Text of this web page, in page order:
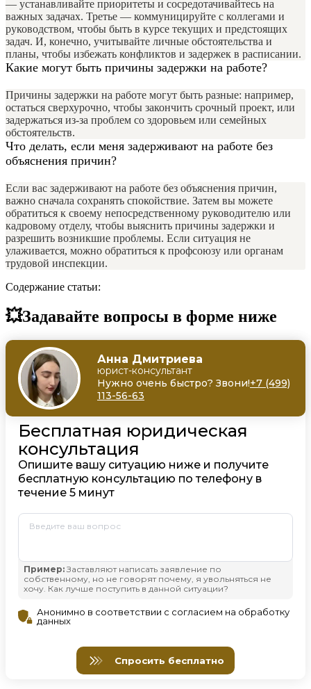
— устанавливайте приоритеты и сосредотачивайтесь на
важных задачах. Третье — коммуницируйте с коллегами и
руководством, чтобы быть в курсе текущих и предстоящих
задач. И, конечно, учитывайте личные обстоятельства и
планы, чтобы избежать конфликтов и задержек в расписании.
Какие могут быть причины задержки на работе?
Причины задержки на работе могут быть разные: например,
остаться сверхурочно, чтобы закончить срочный проект, или
задержаться из-за проблем со здоровьем или семейных
обстоятельств.
Что делать, если меня задерживают на работе без
объяснения причин?
Если вас задерживают на работе без объяснения причин,
важно сначала сохранять спокойствие. Затем вы можете
обратиться к своему непосредственному руководителю или
кадровому отделу, чтобы выяснить причины задержки и
разрешить возникшие проблемы. Если ситуация не
улаживается, можно обратиться к профсоюзу или органам
трудовой инспекции.
Содержание статьи:
💥Задавайте вопросы в форме ниже